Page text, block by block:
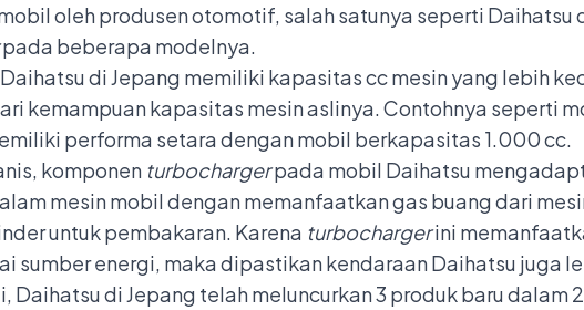
oleh produsen otomotif, salah satunya seperti Daihatsu
pada beberapa modelnya.
di Jepang memiliki kapasitas cc mesin yang lebih
kemampuan kapasitas mesin aslinya. Contohnya seperti
performa setara dengan mobil berkapasitas 1.000 cc.
komponen turbochargerpada mobil Daihatsu
mesin mobil dengan memanfaatkan gas buang dari
untuk pembakaran. Karena turbochargerini
sumber energi, maka dipastikan kendaraan Daihatsu juga
Daihatsu di Jepang telah meluncurkan 3 produk baru dalam